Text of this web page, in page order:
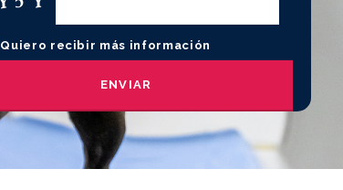
Quiero recibir más información